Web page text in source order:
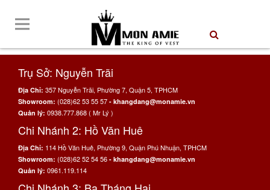
Trụ Sở: Nguyễn Trãi
Địa Chỉ: 357 Nguyễn Trãi, Phường 7, Quận 5, TPHCM
Showroom: (028)62 53 55 57 - khangdang@monamie.vn
Quản lý: 0938.777.868 ( Mr Lý )
Chi Nhánh 2: Hồ Văn Huê
Địa Chỉ: 114 Hồ Văn Huê, Phường 9, Quận Phú Nhuận, TPHCM
Showroom: (028)62 52 54 56 - khangdang@monamie.vn
Quản lý: 0961.119.114